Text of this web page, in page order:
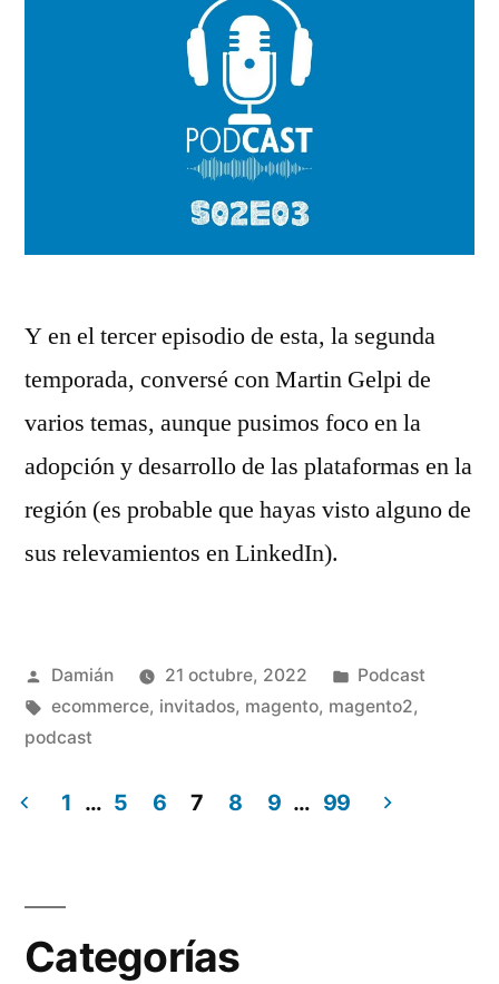
Y en el tercer episodio de esta, la segunda
temporada, conversé con Martin Gelpi de
varios temas, aunque pusimos foco en la
adopción y desarrollo de las plataformas en la
región (es probable que hayas visto alguno de
sus relevamientos en LinkedIn).
Publicado
por
Damián 21 octubre, 2022
Publicado
en
Podcast
Etiquetas:
ecommerce, invitados, magento, magento2,
podcast
de
entradas
1 … 5 6 7 8 9 … 99
Categorías